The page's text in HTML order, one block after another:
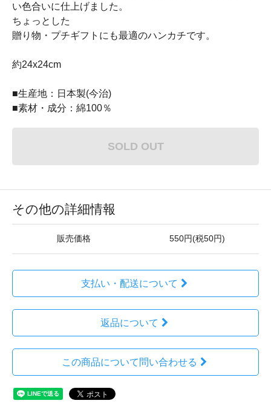
い色合いに仕上げました。
ちょっとした
贈り物・プチギフトにも最適のハンカチです。
約24x24cm
■生産地：日本製(今治)
■素材・成分：綿100％
SOLD OUT
その他の詳細情報
販売価格 550円(税50円)
支払い・配送について
返品について
この商品について問い合わせる